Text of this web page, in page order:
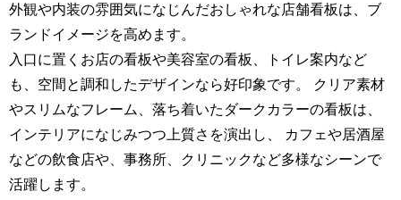
外観や内装の雰囲気になじんだおしゃれな店舗看板は、ブ
ランドイメージを高めます。
入口に置くお店の看板や美容室の看板、トイレ案内など
も、空間と調和したデザインなら好印象です。
クリア素材
やスリムなフレーム、落ち着いたダークカラーの看板は、
インテリアになじみつつ上質さを演出し、
カフェや居酒屋
などの飲食店や、事務所、クリニックなど多様なシーンで
活躍します。